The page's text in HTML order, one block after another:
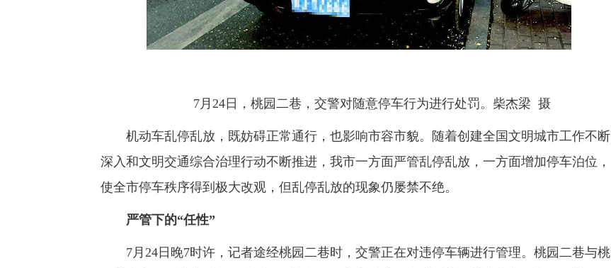
7月24日，桃园二巷，交警对随意停车行为进行处罚。柴杰梁 摄
机动车乱停乱放，既妨碍正常通行，也影响市容市貌。随着创建全国文明城市工作不断
深入和文明交通综合治理行动不断推进，我市一方面严管乱停乱放，一方面增加停车泊位，
使全市停车秩序得到极大改观，但乱停乱放的现象仍屡禁不绝。
严管下的“任性”
7月24日晚7时许，记者途经桃园二巷时，交警正在对违停车辆进行管理。桃园二巷与桃